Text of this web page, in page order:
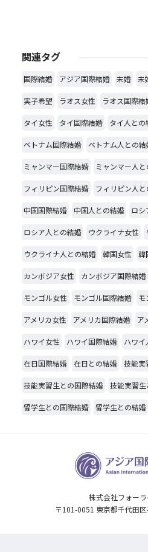
関連タグ
国際結婚 アジア国際結婚 未婚 未
実子希望 ラオス女性 ラオス国際結
タイ女性 タイ国際結婚 タイ人との
ベトナム国際結婚 ベトナム人との結
ミャンマー国際結婚 ミャンマー人
フィリピン国際結婚 フィリピン人
中国国際結婚 中国人との結婚 ロシ
ロシア人との結婚 ウクライナ女性
ウクライナ人との結婚 韓国女性 韓
カンボジア女性 カンボジア国際結婚
モンゴル女性 モンゴル国際結婚 モ
アメリカ女性 アメリカ国際結婚 ア
ハワイ女性 ハワイ国際結婚 ハワイ
在日国際結婚 在日との結婚 技能実
技能実習生との国際結婚 技能実習
留学生との国際結婚 留学生との結婚
株式会社フォーラ
〒101-0051 東京都千代田